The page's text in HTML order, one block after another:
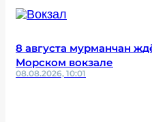
8 августа мурманчан
Морском вокзале
08.08.2026, 10:01